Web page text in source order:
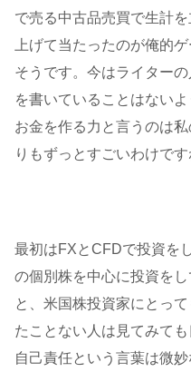
で売る中古品売買で生計
上げて当たったのが俺的
そうです。今はライター
を書いていることはない
お金を作る力と言うのは
りもずっとすごいわけです
最初はFXとCFDで投資を
の個別株を中心に投資を
と、米国株投資家にとっ
たことない人は見てみて
自己責任という言葉は微